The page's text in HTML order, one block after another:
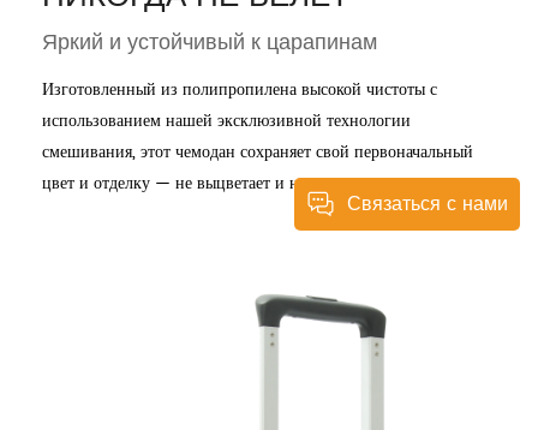
Яркий и устойчивый к царапинам
Изготовленный из полипропилена высокой чистоты с
использованием нашей эксклюзивной технологии
смешивания, этот чемодан сохраняет свой первоначальный
цвет и отделку — не выцветает и не выцветает.
Связаться с нами